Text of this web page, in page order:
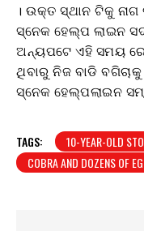
। ଉକ୍ତ ସ୍ଥାନ ଟିକୁ ନାଗ
ସ୍ନେକ ହେଲ୍ପ ଲାଇନ
ଅନ୍ୟପଟେ ଏହି ସମୟ
ଥିବାରୁ ନିଜ ବାଡି
ସ୍ନେକ ହେଲ୍ପଲାଇନ
TAGS: 10-YEAR-OLD
COBRA AND DOZENS OF